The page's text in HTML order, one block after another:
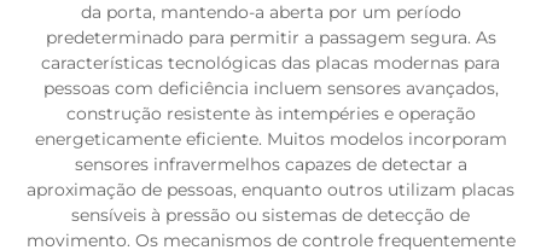
da porta, mantendo-a aberta por um período
predeterminado para permitir a passagem segura. As
características tecnológicas das placas modernas para
pessoas com deficiência incluem sensores avançados,
construção resistente às intempéries e operação
energeticamente eficiente. Muitos modelos incorporam
sensores infravermelhos capazes de detectar a
aproximação de pessoas, enquanto outros utilizam placas
sensíveis à pressão ou sistemas de detecção de
movimento. Os mecanismos de controle frequentemente